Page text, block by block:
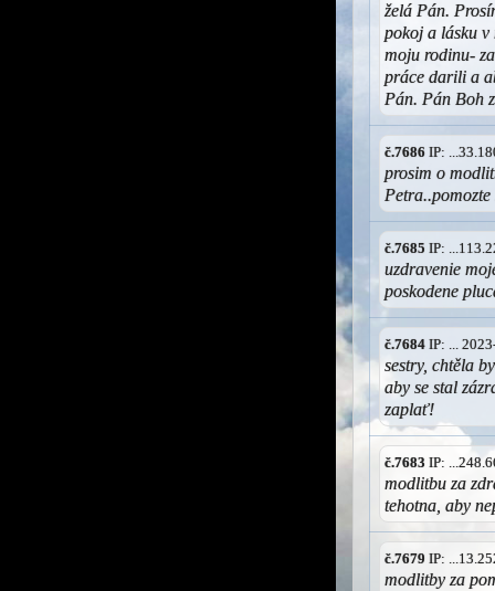
želá Pán.
pokoj a lásku v
moju rodinu-
práce darili a
Pán. Pán Boh
č.7686 IP:
prosim o
č.7685 IP:
uzdravenie
poskodene
č.7684 IP: ...
sestry, chtěla
aby se stal
zaplať!
č.7683 IP:
modlitbu za
tehotna, aby
č.7679 IP:
modlitby za